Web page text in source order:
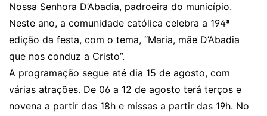
Nossa Senhora D’Abadia, padroeira do município.
Neste ano, a comunidade católica celebra a 194ª
edição da festa, com o tema, “Maria, mãe D’Abadia
que nos conduz a Cristo”.
A programação segue até dia 15 de agosto, com
várias atrações. De 06 a 12 de agosto terá terços e
novena a partir das 18h e missas a partir das 19h. No